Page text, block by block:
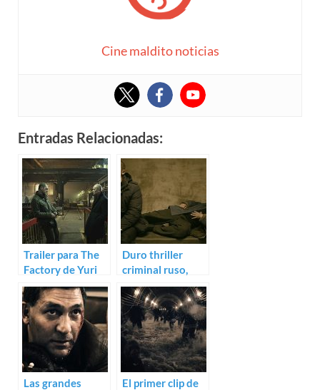
Cine maldito noticias
Entradas Relacionadas:
Trailer para The
Factory de Yuri
Bykov
Duro thriller
criminal ruso,
trailer para The
Major
Las grandes
El primer clip de